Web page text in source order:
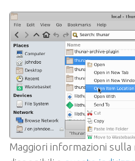
Maggiori informazioni sulla